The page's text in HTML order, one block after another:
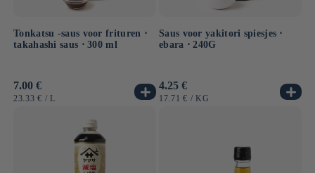
Tonkatsu -saus voor frituren ⋅
takahashi saus ⋅ 300 ml
Normale
prijs
7.00 €
EENHEIDSPRIJS
23.33 € / PER
L
Saus voor yakitori spiesjes ⋅
ebara ⋅ 240G
Normale
prijs
4.25 €
EENHEIDSPRIJS
17.71 € / PER
KG